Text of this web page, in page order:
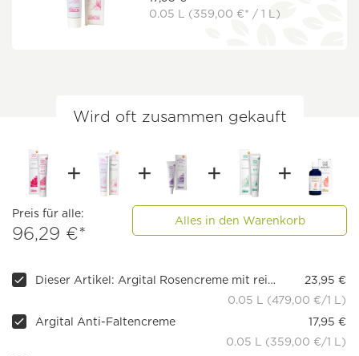
0.05 L (359,00 €* / 1 L)
Wird oft zusammen gekauft
Preis für alle:
96,29 €*
Alles in den Warenkorb
Dieser Artikel: Argital Rosencreme mit rein ätherischen Ölen
23,95 €
0.05 L (479,00 €/1 L)
Argital Anti-Faltencreme
17,95 €
0.05 L (359,00 €/1 L)